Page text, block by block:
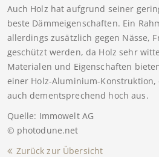
Auch Holz hat aufgrund seiner
beste Dämmeigenschaften. Ein
allerdings zusätzlich gegen Nässe,
geschützt werden, da Holz sehr
Materialen und Eigenschaften
einer Holz-Aluminium-
auch dementsprechend hoch aus.
Quelle: Immowelt AG
© photodune.net
Zurück zur Übersicht